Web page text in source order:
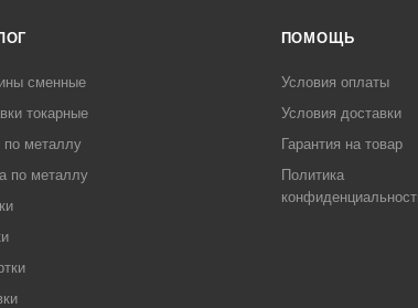
сменные
токарные
металлу
по металлу
ПОМОЩЬ
Условия оплаты
Условия доставки
Гарантия на товар
Политика